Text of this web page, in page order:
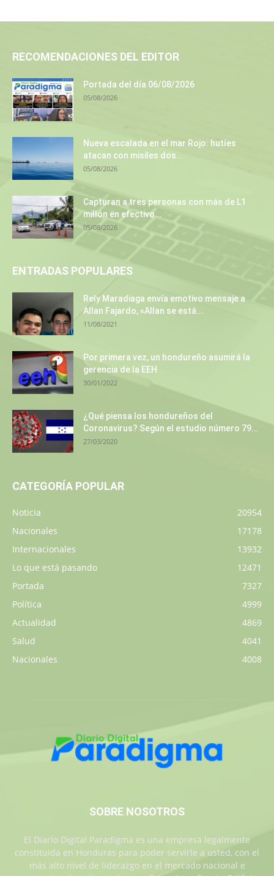
RECOMENDACIONES DEL EDITOR
Portada del día 06/08/2026
05/08/2026
Nueva escalada en el mar Rojo: hutíes
atacan con misiles dos...
05/08/2026
Capturan a tres personas con más de L1
millón en efectivo...
05/08/2026
ENTRADAS POPULARES
Rely Maradiaga envía emotivo mensaje a
Allan Fajardo, «Allan se está...
11/08/2021
Por primera vez, un hondureño asumirá la
gerencia de la EEH
30/01/2022
¿Qué piensa los hondureños del
Coronavirus? Según el estudio número 79...
27/03/2020
CATEGORÍA POPULAR
Noticia
20954
Nacionales
17178
Internacionales
13932
Lo que está pasando
12471
Portada
7327
Política
4999
Actualidad
4869
Salud
4041
Nacionales
4008
SOBRE NOSOTROS
El Diario Digital Paradigma es una empresa legalmente
constituida en Honduras para poder servirle a usted, con el
más alto nivel de liderazgo en el mercado nacional e